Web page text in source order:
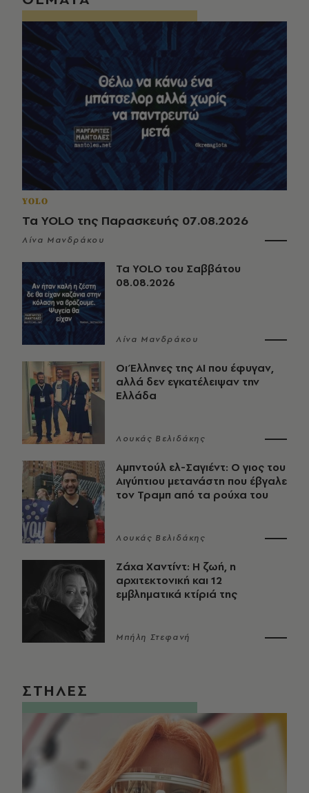
YOLO
Τα YOLO της Παρασκευής 07.08.2026
Λίνα Μανδράκου
Τα YOLO του Σαββάτου
08.08.2026
Λίνα Μανδράκου
Οι Έλληνες της ΑΙ που έφυγαν,
αλλά δεν εγκατέλειψαν την
Ελλάδα
Λουκάς Βελιδάκης
Αμπντούλ ελ-Σαγιέντ: Ο γιος του
Αιγύπτιου μετανάστη που έβγαλε
τον Τραμπ από τα ρούχα του
Λουκάς Βελιδάκης
Ζάχα Χαντίντ: Η ζωή, η
αρχιτεκτονική και 12
εμβληματικά κτίριά της
Μπήλη Στεφανή
ΣΤΗΛΕΣ